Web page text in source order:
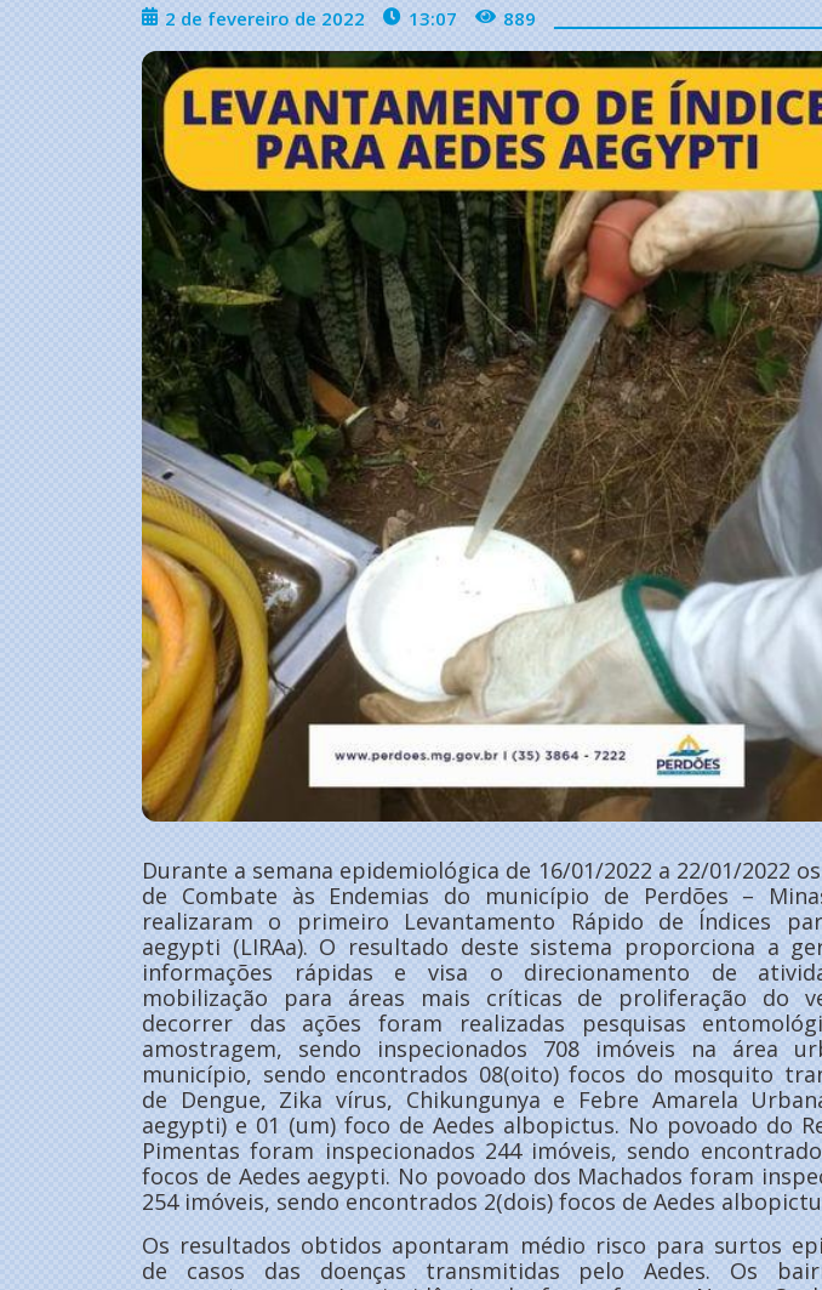
2 de fevereiro de 2022 13:07 889
Durante a semana epidemiológica de 16/01/2022 a 22/01/2022
de Combate às Endemias do município de Perdões –
realizaram o primeiro Levantamento Rápido de Índices
aegypti (LIRAa). O resultado deste sistema proporciona a
informações rápidas e visa o direcionamento de
mobilização para áreas mais críticas de proliferação do
decorrer das ações foram realizadas pesquisas
amostragem, sendo inspecionados 708 imóveis na área
município, sendo encontrados 08(oito) focos do mosquito
de Dengue, Zika vírus, Chikungunya e Febre Amarela
aegypti) e 01 (um) foco de Aedes albopictus. No povoado do
Pimentas foram inspecionados 244 imóveis, sendo
focos de Aedes aegypti. No povoado dos Machados foram
254 imóveis, sendo encontrados 2(dois) focos de Aedes
Os resultados obtidos apontaram médio risco para surtos
de casos das doenças transmitidas pelo Aedes. Os